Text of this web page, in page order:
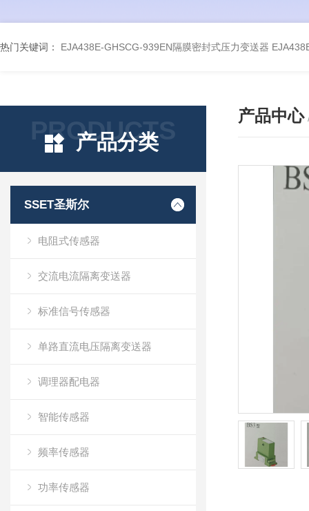
热门关键词： EJA438E-GHSCG-939EN隔膜密封式压力变送器
PRODUCTS
产品分类
SSET圣斯尔
电阻式传感器
交流电流隔离变送器
标准信号传感器
单路直流电压隔离变送器
调理器配电器
智能传感器
频率传感器
功率传感器
产品中心